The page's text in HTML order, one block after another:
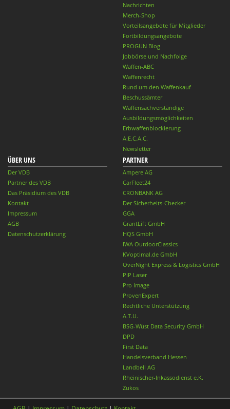
Nachrichten
Merch-Shop
Vorteilsangebote für Mitglieder
Fortbildungsangebote
PROGUN Blog
Jobbörse und Nachfolge
Waffen-ABC
Waffenrecht
Rund um den Waffenkauf
Beschussämter
Waffensachverständige
Ausbildungsmöglichkeiten
Erbwaffenblockierung
A.E.C.A.C.
Newsletter
ÜBER UNS
Der VDB
Partner des VDB
Das Präsidium des VDB
Kontakt
Impressum
AGB
Datenschutzerklärung
PARTNER
Ampere AG
CarFleet24
CRONBANK AG
Der Sicherheits-Checker
GGA
GrantLift GmbH
HQS GmbH
IWA OutdoorClassics
KVoptimal.de GmbH
OverNight Express & Logistics GmbH
PiP Laser
Pro Image
ProvenExpert
Rechtliche Unterstützung
A.T.U.
BSG-Wüst Data Security GmbH
DPD
First Data
Handelsverband Hessen
Landbell AG
Rheinischer-Inkassodienst e.K.
Zukos